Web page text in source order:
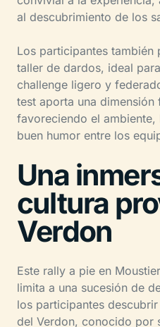
al descubrimiento de los
Los participantes también
taller de dardos, ideal
challenge ligero y
test aporta una
favoreciendo el ambiente,
buen humor entre los
Una
cultura
Verdon
Este rally a pie en
limita a una sucesión de
los participantes
del Verdon, conocido por